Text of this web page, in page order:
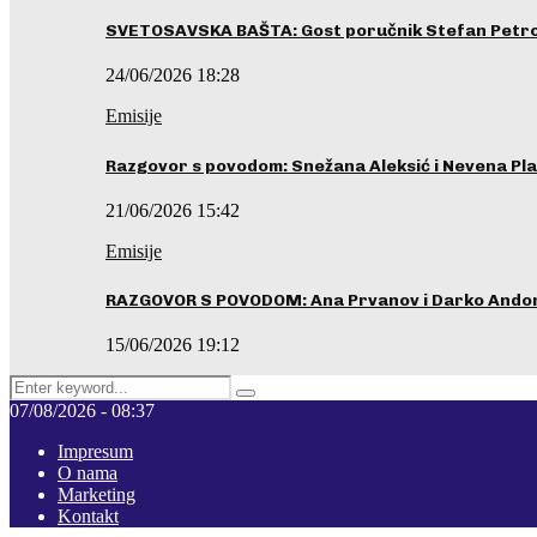
SVETOSAVSKA BAŠTA: Gost poručnik Stefan
24/06/2026 18:28
Emisije
Razgovor s povodom: Snežana Aleksić i Nevena
21/06/2026 15:42
Emisije
RAZGOVOR S POVODOM: Ana Prvanov i Darko
15/06/2026 19:12
Search
for:
Pretraga
07/08/2026 - 08:37
Impresum
O nama
Marketing
Kontakt